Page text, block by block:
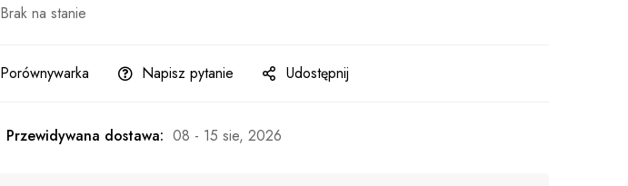
Brak na stanie
Porównywarka Napisz pytanie Udostępnij
Przewidywana dostawa: 08 - 15 sie, 2026